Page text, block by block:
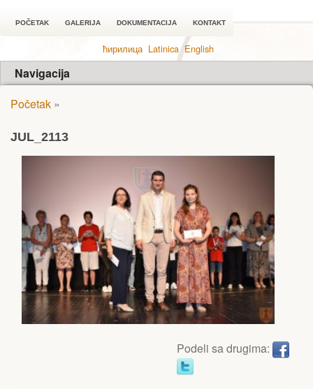
POČETAK GALERIJA DOKUMENTACIJA KONTAKT
ћирилица Latinica English
Navigacija
Početak »
JUL_2113
Podeli sa drugima: